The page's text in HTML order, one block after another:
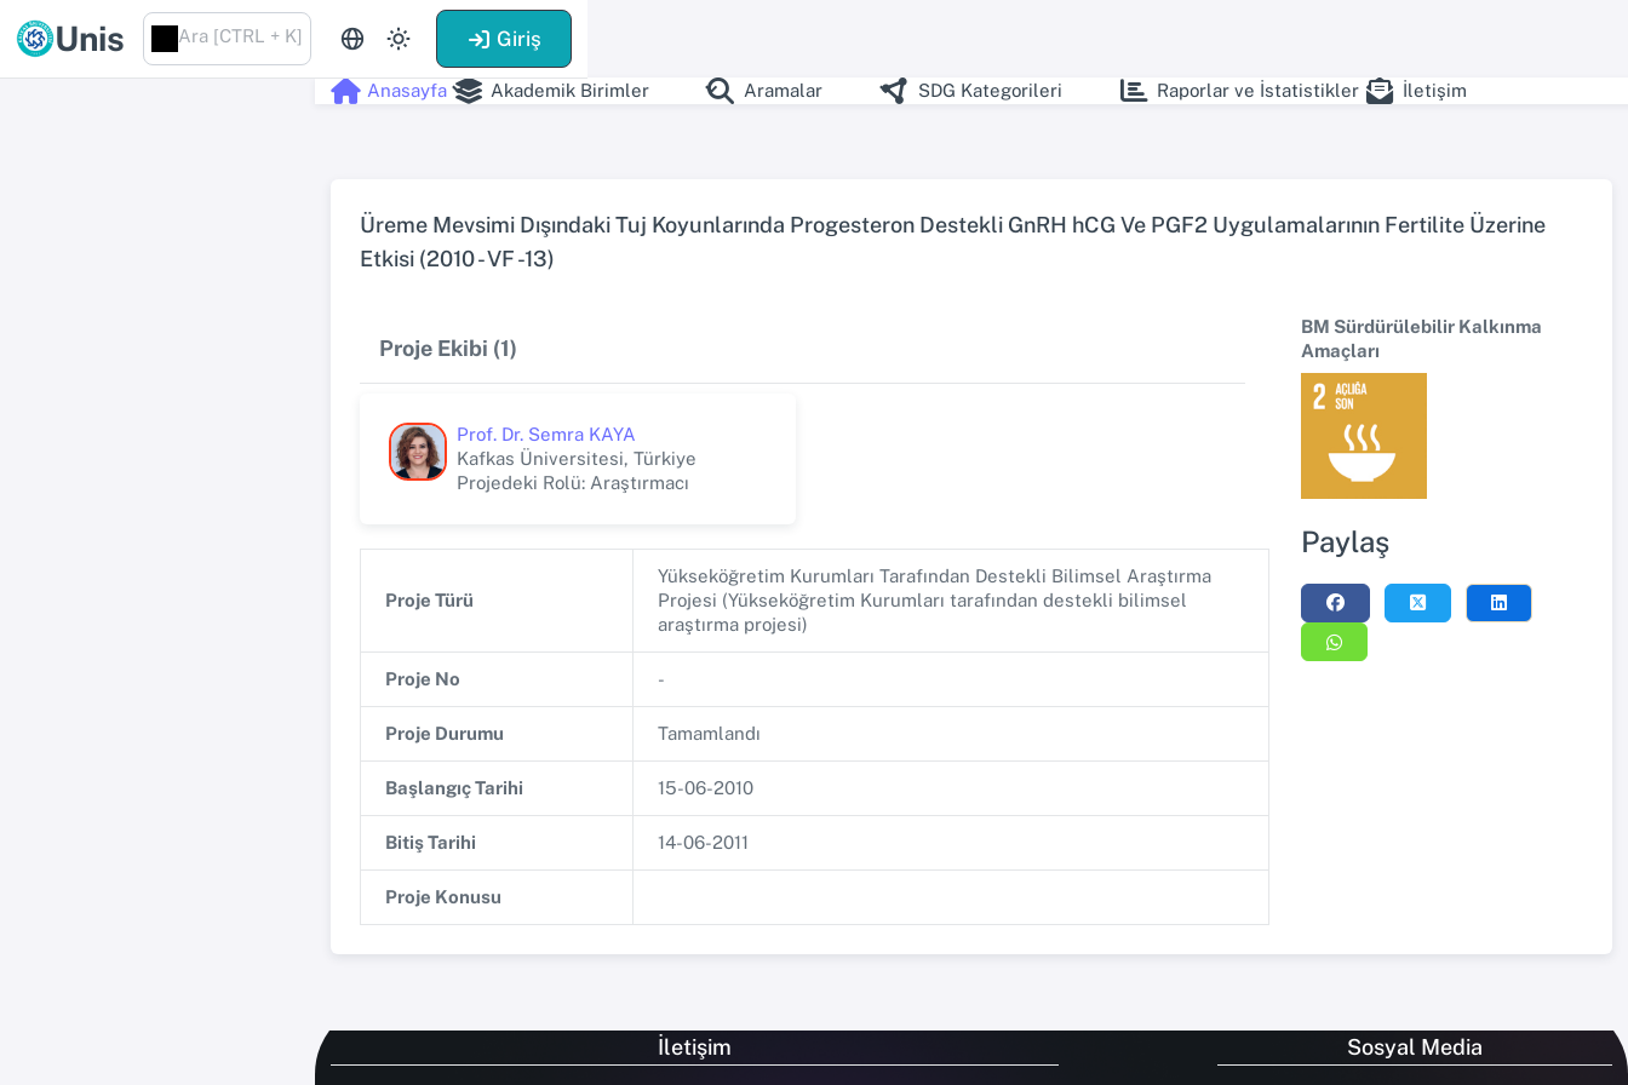
Unis Ara [CTRL + K] Giriş
Anasayfa Akademik Birimler Aramalar SDG Kategorileri Raporlar ve İstatistikler İletişim
Üreme Mevsimi Dışındaki Tuj Koyunlarında Progesteron Destekli GnRH hCG Ve PGF2 Uygulamalarının Fertilite Üzerine
Etkisi (2010 - VF -13)
Proje Ekibi (1)
Prof. Dr. Semra KAYA
Kafkas Üniversitesi, Türkiye
Projedeki Rolü: Araştırmacı
Proje Türü
Yükseköğretim Kurumları Tarafından Destekli Bilimsel Araştırma
Projesi (Yükseköğretim Kurumları tarafından destekli bilimsel
araştırma projesi)
Proje No -
Proje Durumu Tamamlandı
Başlangıç Tarihi 15-06-2010
Bitiş Tarihi 14-06-2011
Proje Konusu
BM Sürdürülebilir Kalkınma
Amaçları
Paylaş
İletişim Sosyal Media